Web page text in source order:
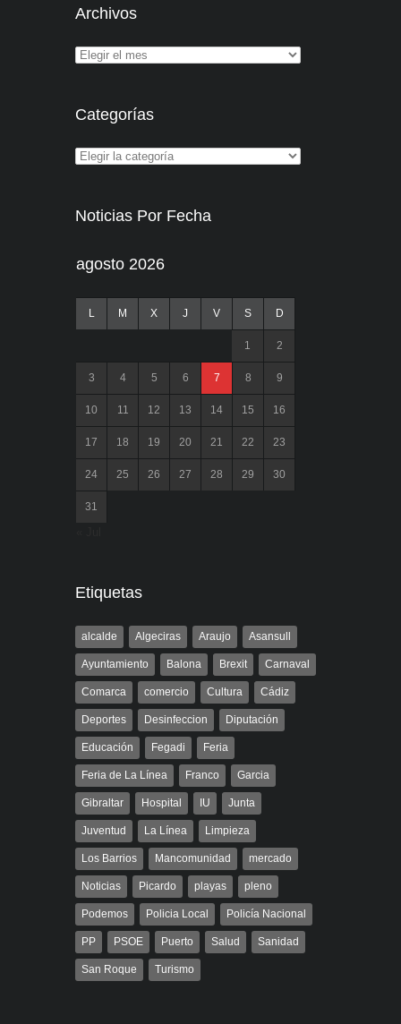
Archivos
Categorías
Noticias Por Fecha
agosto 2026
L M X J V S D
1 2
3 4 5 6 7 8 9
10 11 12 13 14 15 16
17 18 19 20 21 22 23
24 25 26 27 28 29 30
31
Etiquetas
alcalde Algeciras Araujo Asansull
Ayuntamiento Balona Brexit Carnaval
Comarca comercio Cultura Cádiz
Deportes Desinfeccion Diputación
Educación Fegadi Feria
Feria de La Línea Franco Garcia
Gibraltar Hospital IU Junta
Juventud La Línea Limpieza
Los Barrios Mancomunidad mercado
Noticias Picardo playas pleno
Podemos Policia Local Policía Nacional
PP PSOE Puerto Salud Sanidad
San Roque Turismo